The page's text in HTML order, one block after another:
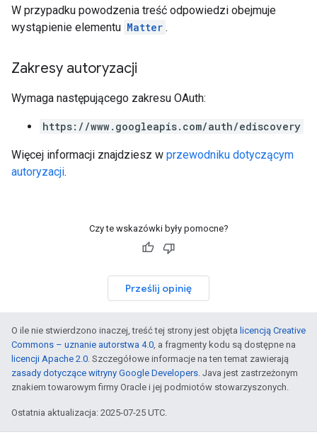
W przypadku powodzenia treść odpowiedzi obejmuje
wystąpienie elementu Matter .
Zakresy autoryzacji
Wymaga następującego zakresu OAuth:
https://www.googleapis.com/auth/ediscovery
Więcej informacji znajdziesz w przewodniku dotyczącym
autoryzacji.
Czy te wskazówki były pomocne?
Prześlij opinię
O ile nie stwierdzono inaczej, treść tej strony jest objęta licencją Creative
Commons – uznanie autorstwa 4.0, a fragmenty kodu są dostępne na
licencji Apache 2.0. Szczegółowe informacje na ten temat zawierają
zasady dotyczące witryny Google Developers. Java jest zastrzeżonym
znakiem towarowym firmy Oracle i jej podmiotów stowarzyszonych.
Ostatnia aktualizacja: 2025-07-25 UTC.